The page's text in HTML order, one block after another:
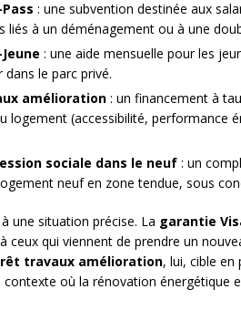
: une subvention destinée aux
liés à un déménagement ou à une
: une aide mensuelle pour les
dans le parc privé.
amélioration: un financement à
logement (accessibilité, performance
sociale dans le neuf: un
neuf en zone tendue, sous
une situation précise. La garantie
ceux qui viennent de prendre un
travaux amélioration, lui, cible en
contexte où la rénovation énergétique